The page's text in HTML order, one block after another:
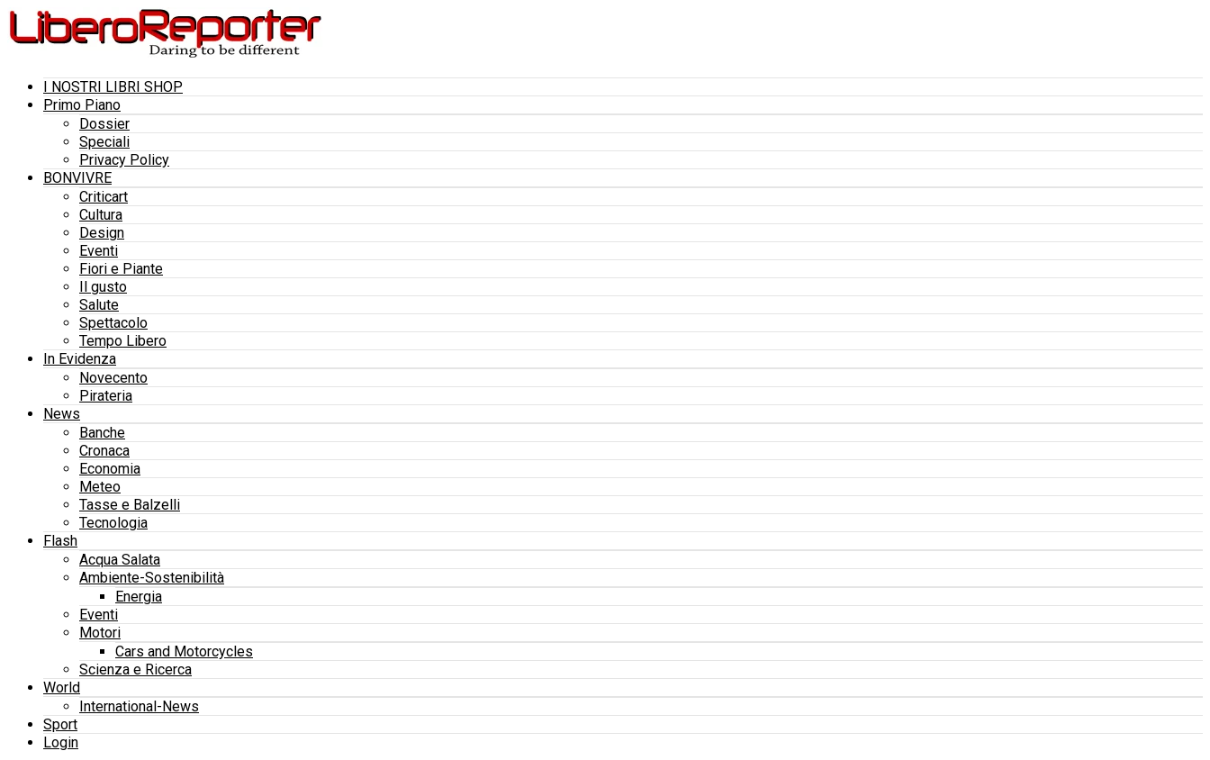
I NOSTRI LIBRI SHOP
Primo Piano
Dossier
Speciali
Privacy Policy
BONVIVRE
Criticart
Cultura
Design
Eventi
Fiori e Piante
Il gusto
Salute
Spettacolo
Tempo Libero
In Evidenza
Novecento
Pirateria
News
Banche
Cronaca
Economia
Meteo
Tasse e Balzelli
Tecnologia
Flash
Acqua Salata
Ambiente-Sostenibilità
Energia
Eventi
Motori
Cars and Motorcycles
Scienza e Ricerca
World
International-News
Sport
Login